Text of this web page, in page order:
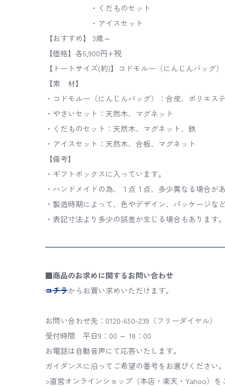
・くだものセット
・アイスセット
【おすすめ】 3歳～
【価格】各5,900円+税
【トートサイズ(約)】コドモルー（にんじんバッグ
【素 材】
・コドモルー（にんじんバッグ）：合皮、ポリエス
・やさいセット：天然木、マグネット
・くだものセット：天然木、マグネット、鉄
・アイスセット：天然木、合板、マグネット
【備考】
・ギフトボックスに入っています。
・ハンドメイドの為、１点１点、多少異なる場合が
・製造時期によって、色やデザイン、パッケージな
・表記寸法より多少の誤差が生じる場合もあります
■商品のお求めに関するお問い合わせ
コチラからお買い求めいただけます。
お問い合わせ先：0120-650-239（フリーダイヤル）
受付時間 平日9：00 ～ 18：00
お電話は自動音声にて応答いたします。
ガイダンスに沿ってご希望の番号をお選びください
>直営オンラインショップ（本店・楽天・Yahoo）